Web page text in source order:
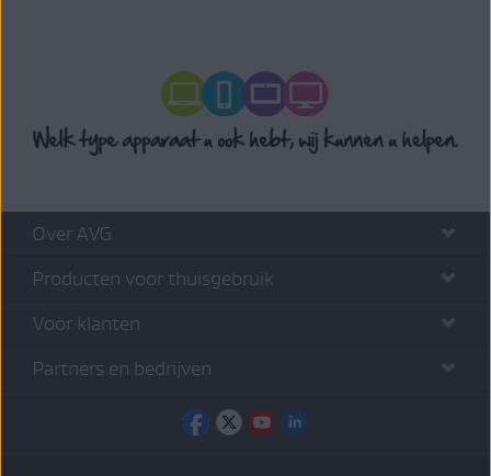
Over AVG
Producten voor thuisgebruik
Voor klanten
Partners en bedrijven